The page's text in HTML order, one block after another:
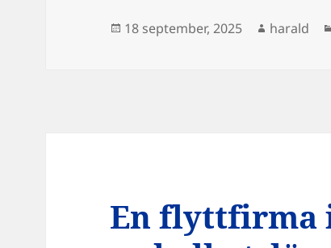
Postat
18 september, 2025 Författare
harald
En flyttfirma